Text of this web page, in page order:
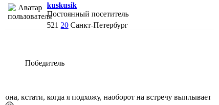
kuskusik
Постоянный посетитель
521 20 Санкт-Петербург
Победитель
она, кстати, когда я подхожу, наоборот на встречу выплывает